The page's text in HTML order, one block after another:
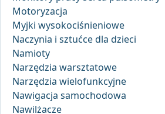
Motoryzacja
Myjki wysokociśnieniowe
Naczynia i sztućce dla dzieci
Namioty
Narzędzia warsztatowe
Narzędzia wielofunkcyjne
Nawigacja samochodowa
Nawilżacze